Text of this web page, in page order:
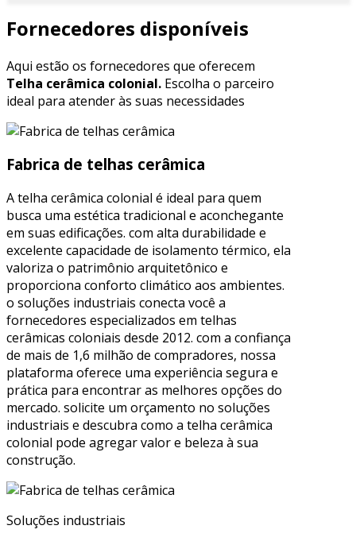
Fornecedores disponíveis
Aqui estão os fornecedores que oferecem
Telha cerâmica colonial. Escolha o parceiro
ideal para atender às suas necessidades
Fabrica de telhas cerâmica
A telha cerâmica colonial é ideal para quem
busca uma estética tradicional e aconchegante
em suas edificações. com alta durabilidade e
excelente capacidade de isolamento térmico, ela
valoriza o patrimônio arquitetônico e
proporciona conforto climático aos ambientes.
o soluções industriais conecta você a
fornecedores especializados em telhas
cerâmicas coloniais desde 2012. com a confiança
de mais de 1,6 milhão de compradores, nossa
plataforma oferece uma experiência segura e
prática para encontrar as melhores opções do
mercado. solicite um orçamento no soluções
industriais e descubra como a telha cerâmica
colonial pode agregar valor e beleza à sua
construção.
Soluções industriais